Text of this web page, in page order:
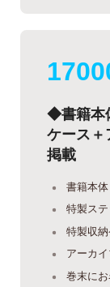
◆書籍本
ケース
掲載
書籍本体
特製ステ
特製収納
アーカ
巻末に